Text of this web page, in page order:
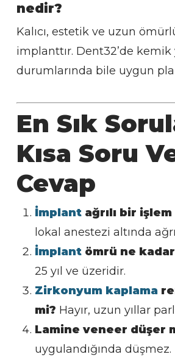
nedir?
Kalıcı, estetik ve uzun
implanttır. Dent32’de
durumlarında bile uygun
En Sık
Kısa Soru
Cevap
İmplantağrılı bir
lokal anestezi altında
İmplantömrü ne
25 yıl ve üzeridir.
Zirkonyum kaplama
mi? Hayır, uzun yıllar
Lamine veneer düşer
uygulandığında düşmez.